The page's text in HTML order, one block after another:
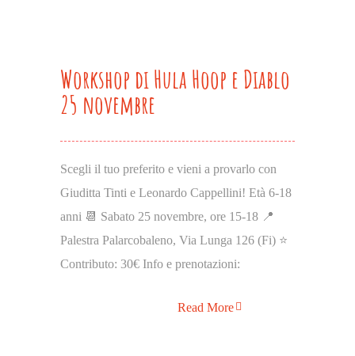
Workshop di Hula Hoop e Diablo
25 novembre
Scegli il tuo preferito e vieni a provarlo con
Giuditta Tinti e Leonardo Cappellini! Età 6-18
anni 📆 Sabato 25 novembre, ore 15-18 📍
Palestra Palarcobaleno, Via Lunga 126 (Fi) ⭐
Contributo: 30€ Info e prenotazioni:
Read More